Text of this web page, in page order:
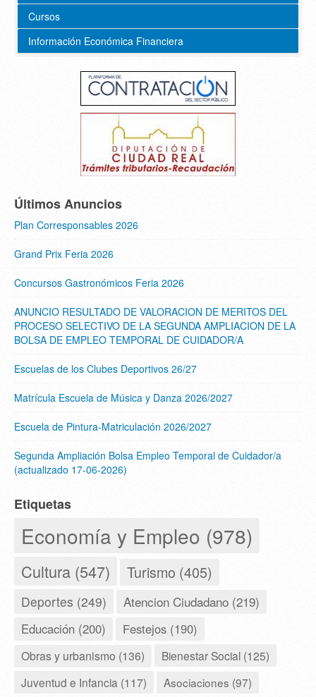
Cursos
Información Económica Financiera
Últimos Anuncios
Plan Corresponsables 2026
Grand Prix Feria 2026
Concursos Gastronómicos Feria 2026
ANUNCIO RESULTADO DE VALORACION DE MERITOS DEL
PROCESO SELECTIVO DE LA SEGUNDA AMPLIACION DE LA
BOLSA DE EMPLEO TEMPORAL DE CUIDADOR/A
Escuelas de los Clubes Deportivos 26/27
Matrícula Escuela de Música y Danza 2026/2027
Escuela de Pintura-Matriculación 2026/2027
Segunda Ampliación Bolsa Empleo Temporal de Cuidador/a
(actualizado 17-06-2026)
Etiquetas
Economía y Empleo (978)
Cultura (547) Turismo (405)
Deportes (249) Atencion Ciudadano (219)
Educación (200) Festejos (190)
Obras y urbanismo (136)
Bienestar Social (125)
Juventud e Infancia (117)
Asociaciones (97)